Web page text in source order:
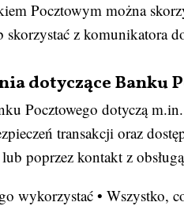
Pocztowym można
z komunikatora
dotyczące Banku
Pocztowego dotyczą
transakcji oraz
poprzez kontakt z
wykorzystać • Wszystko,